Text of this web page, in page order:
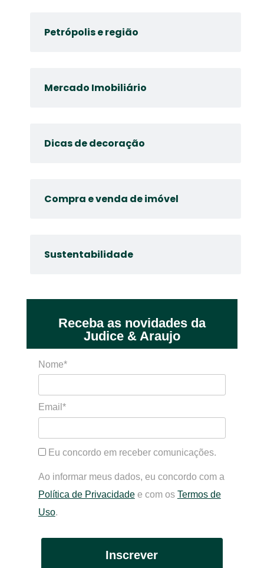
Petrópolis e região
Mercado Imobiliário
Dicas de decoração
Compra e venda de imóvel
Sustentabilidade
Receba as novidades da
Judice & Araujo
Nome*
Email*
Eu concordo em receber comunicações.
Ao informar meus dados, eu concordo com a
Política de Privacidadee com os Termos de
Uso.
Inscrever